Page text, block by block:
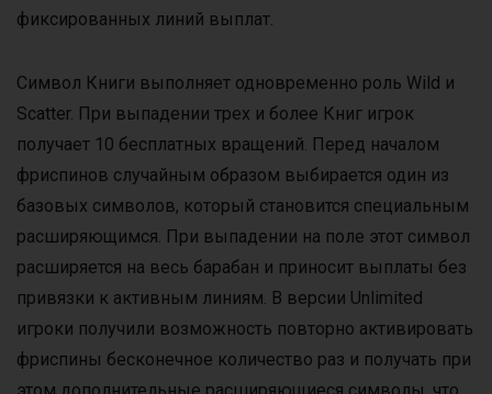
фиксированных линий выплат.
Символ Книги выполняет одновременно роль Wild и
Scatter. При выпадении трех и более Книг игрок
получает 10 бесплатных вращений. Перед началом
фриспинов случайным образом выбирается один из
базовых символов, который становится специальным
расширяющимся. При выпадении на поле этот символ
расширяется на весь барабан и приносит выплаты без
привязки к активным линиям. В версии Unlimited
игроки получили возможность повторно активировать
фриспины бесконечное количество раз и получать при